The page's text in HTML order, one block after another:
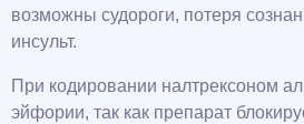
возможны судороги, потеря
инсульт.
При кодировании налтрексоном
эйфории, так как препарат